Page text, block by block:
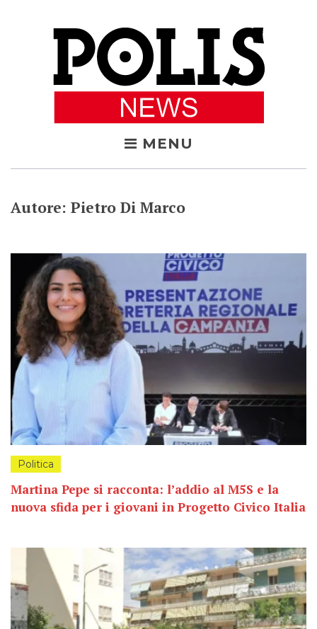
MENU
Autore: Pietro Di Marco
Politica
Martina Pepe si racconta: l’addio al M5S e la
nuova sfida per i giovani in Progetto Civico Italia